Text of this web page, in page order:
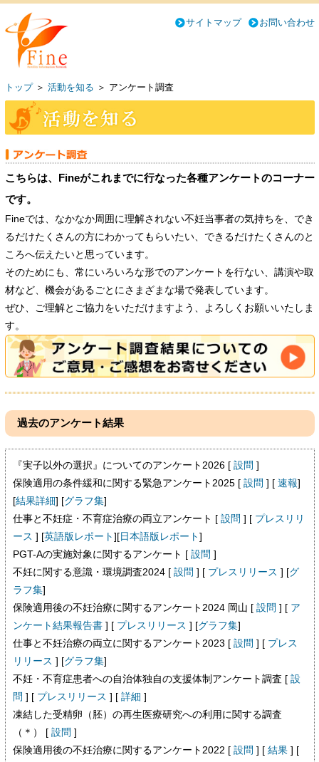
サイトマップ お問い合わせ
トップ＞ 活動を知る ＞ アンケート調査
こちらは、Fineがこれまでに行なった各種アンケートのコーナー
です。
Fineでは、なかなか周囲に理解されない不妊当事者の気持ちを、でき
るだけたくさんの方にわかってもらいたい、できるだけたくさんのと
ころへ伝えたいと思っています。
そのためにも、常にいろいろな形でのアンケートを行ない、講演や取
材など、機会があるごとにさまざまな場で発表しています。
ぜひ、ご理解とご協力をいただけますよう、よろしくお願いいたしま
す。
過去のアンケート結果
『実子以外の選択』についてのアンケート2026 [ 設問 ]
保険適用の条件緩和に関する緊急アンケート2025 [ 設問 ] [ 速報]
[結果詳細] [グラフ集]
仕事と不妊症・不育症治療の両立アンケート [ 設問 ] [ プレスリリ
ース ] [英語版レポート ][日本語版レポート ]
PGT-Aの実施対象に関するアンケート [ 設問 ]
不妊に関する意識・環境調査2024 [ 設問 ] [ プレスリリース ] [グ
ラフ集]
保険適用後の不妊治療に関するアンケート2024 岡山 [ 設問 ] [ ア
ンケート結果報告書] [ プレスリリース ] [グラフ集]
仕事と不妊治療の両立に関するアンケート2023 [ 設問 ] [ プレス
リリース ] [グラフ集]
不妊・不育症患者への自治体独自の支援体制アンケート調査 [ 設
問 ] [ プレスリリース ] [ 詳細 ]
凍結した受精卵（胚）の再生医療研究への利用に関する調査
（＊） [ 設問 ]
保険適用後の不妊治療に関するアンケート2022 [ 設問 ] [ 結果] [